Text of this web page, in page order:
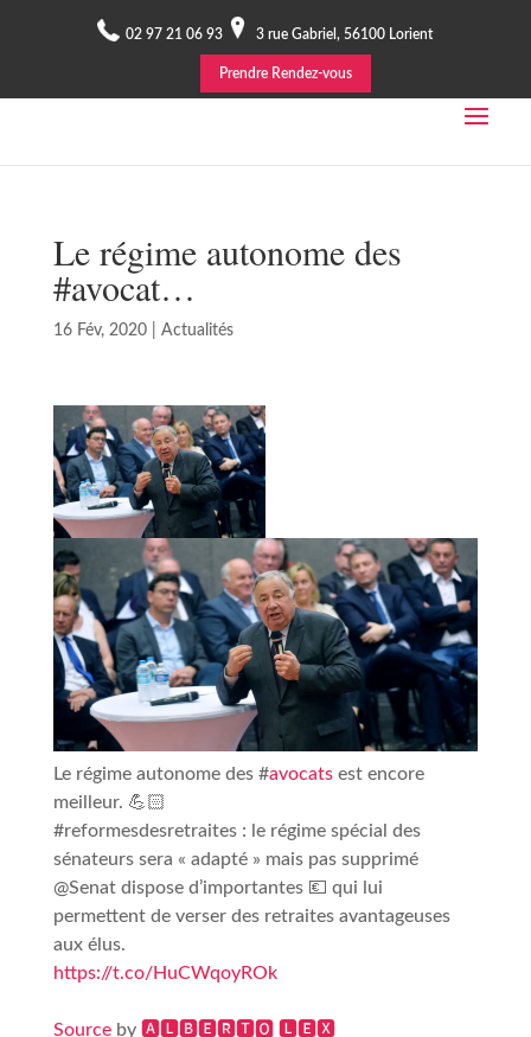
02 97 21 06 93 3 rue Gabriel, 56100 Lorient
Prendre Rendez-vous
Le régime autonome des
#avocat…
16 Fév, 2020| Actualités
Le régime autonome des #avocatsest encore
meilleur. 💪🏻
#reformesdesretraites : le régime spécial des
sénateurs sera « adapté » mais pas supprimé
@Senat dispose d’importantes 💶 qui lui
permettent de verser des retraites avantageuses
aux élus.
https://t.co/HuCWqoyROk
Sourceby 🅰🅻🅱🅴🆁🆃🅾 🅻🅴🆇